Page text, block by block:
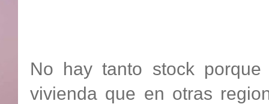
No hay tanto stock
vivienda que en otras